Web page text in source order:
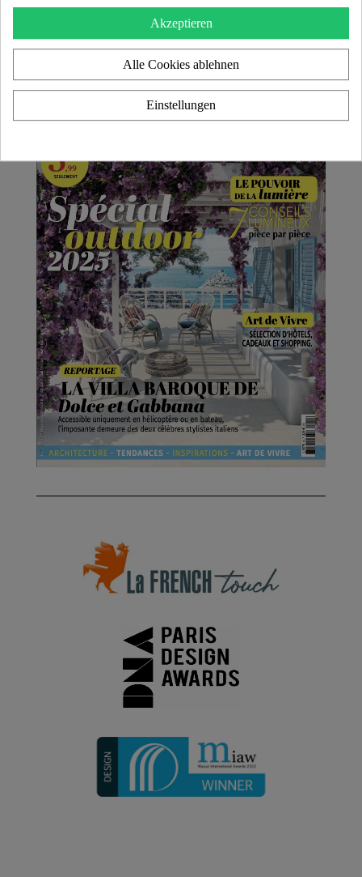
Akzeptieren
Alle Cookies ablehnen
Einstellungen